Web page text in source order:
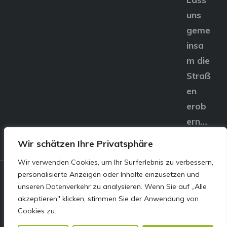
Wir schätzen Ihre Privatsphäre
Wir verwenden Cookies, um Ihr Surferlebnis zu verbessern,
personalisierte Anzeigen oder Inhalte einzusetzen und
unseren Datenverkehr zu analysieren. Wenn Sie auf „Alle
akzeptieren" klicken, stimmen Sie der Anwendung von
Cookies zu.
uns
geme
insa
m die
Straß
en
erob
ern…
© E&S Motors GmbH,
Linzer Straße 83 4240
Freistadt